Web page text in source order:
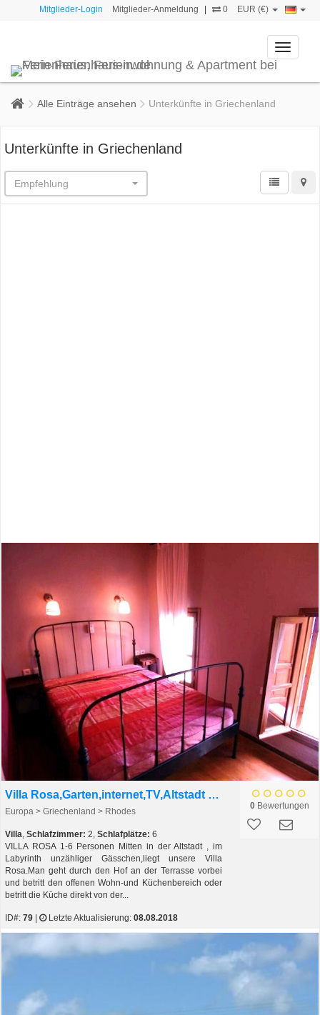
Mitglieder-Login Mitglieder-Anmeldung 0 EUR (€)
Toggle
Alle Einträge ansehen Unterkünfte in Griechenland
Unterkünfte in Griechenland
Empfehlung
Villa Rosa,Garten,internet,TV,Altstadt Rhodos
Europa > Griechenland > Rhodes
Villa, Schlafzimmer: 2, Schlafplätze: 6
VILLA ROSA 1-6 Personen Mitten in der Altstadt , im
Labyrinth unzähliger Gässchen,liegt unsere Villa
Rosa.Man geht durch den Hof an der Terrasse vorbei
und betritt den offenen Wohn-und Küchenbereich oder
betritt die Küche direkt von der...
ID#: 79 Letzte Aktualisierung: 08.08.2018
0Bewertungen